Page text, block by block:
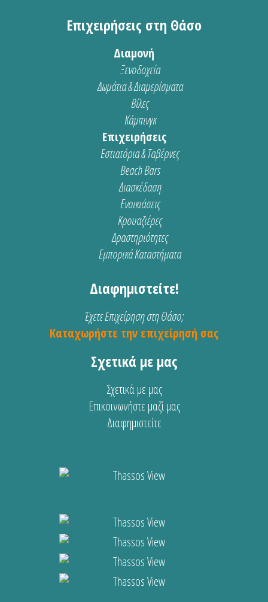
Επιχειρήσεις στη Θάσο
Διαμονή
Ξενοδοχεία
Δωμάτια & Διαμερίσματα
Βίλες
Κάμπινγκ
Επιχειρήσεις
Εστιατόρια & Ταβέρνες
Beach Bars
Διασκέδαση
Ενοικιάσεις
Κρουαζιέρες
Δραστηριότητες
Εμπορικά Καταστήματα
Διαφημιστείτε!
Έχετε Επιχείρηση στη Θάσο;
Καταχωρήστε την επιχείρησή σας
Σχετικά με μας
Σχετικά με μας
Επικοινωνήστε μαζί μας
Διαφημιστείτε